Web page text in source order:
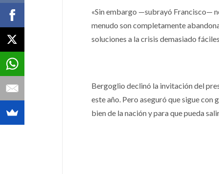
«Sin embargo —subrayó Francisco—
menudo son completamente
soluciones a la crisis demasiado
Bergoglio declinó la invitación del
este año. Pero aseguró que sigue
bien de la nación y para que pueda